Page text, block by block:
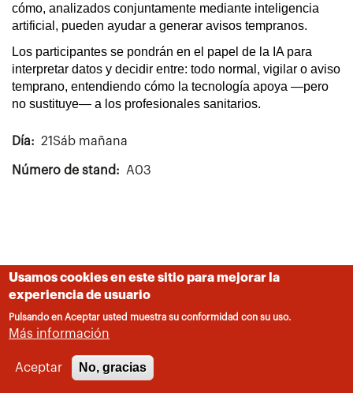
cómo, analizados conjuntamente mediante inteligencia
artificial, pueden ayudar a generar avisos tempranos.
Los participantes se pondrán en el papel de la IA para
interpretar datos y decidir entre: todo normal, vigilar o aviso
temprano, entendiendo cómo la tecnología apoya —pero
no sustituye— a los profesionales sanitarios.
Día 21Sáb mañana
Número de stand A03
Usamos cookies en este sitio para mejorar la
experiencia de usuario
Pulsando en Aceptar usted muestra su conformidad con su uso.
Más información
Aceptar No, gracias